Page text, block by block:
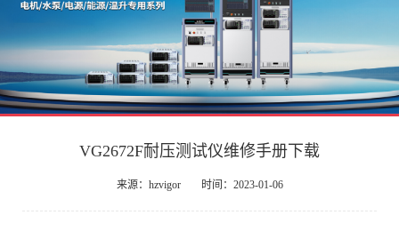
VG2672F耐压测试仪维修手册下载
来源：hzvigor 时间：2023-01-06